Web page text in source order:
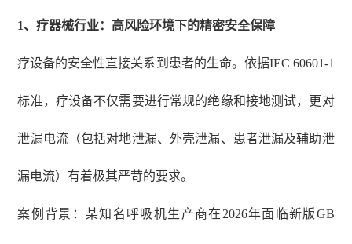
1、疗器械行业：高风险环境下的精密安全保障
疗设备的安全性直接关系到患者的生命。依据IEC 60601-1
标准，疗设备不仅需要进行常规的绝缘和接地测试，更对
泄漏电流（包括对地泄漏、外壳泄漏、患者泄漏及辅助泄
漏电流）有着极其严苛的要求。
案例背景：某知名呼吸机生产商在 2026年面临新版GB